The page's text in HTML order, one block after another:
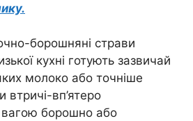
борошняні страви
кухні готують зазвичай
молоко або точніше
втричі-вп’ятеро
борошно або